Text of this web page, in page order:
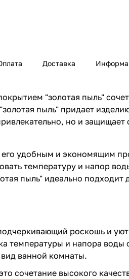
Доставка
"золотая пыль"
пыль" придает
но и
удобным и экономящим
температуру и напор
пыль" идеально подходит
роскошь и уют
температуры и напора воды
ванной комнаты.
сочетание высокого